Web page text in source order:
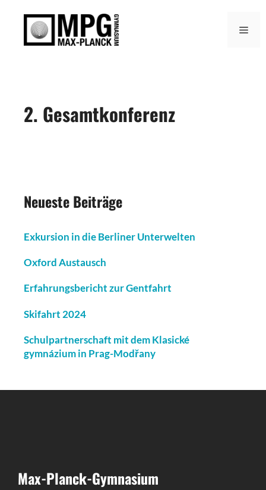
springen
2. Gesamtkonferenz
Neueste Beiträge
Exkursion in die Berliner Unterwelten
Oxford Austausch
Erfahrungsbericht zur Gentfahrt
Skifahrt 2024
Schulpartnerschaft mit dem Klasické
gymnázium in Prag-Modřany
Max-Planck-Gymnasium